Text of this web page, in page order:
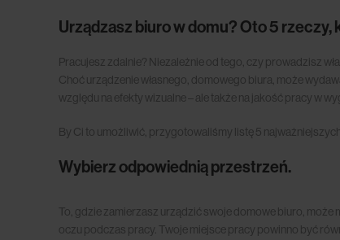
Urządzasz biuro w domu? Oto 5
Pracujesz zdalnie? Niezależnie od tego, czy prowadzisz
Choć urządzenie własnego, domowego biura, może
względu na efekty wizualne – ale także na jakość pracy w
By Ci to umożliwić, przygotowaliśmy listę 5
Wybierz odpowiednią przestrzeń.
To, gdzie zamierzasz urządzić swoje domowe biuro, może
oczu podczas pracy. Twoje miejsce pracy powinno być